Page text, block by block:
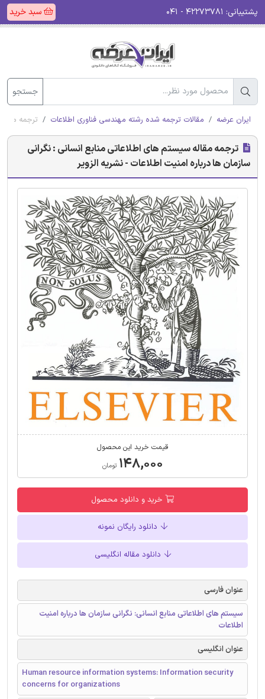
پشتیبانی: سبد خرید
جستجو
ایران عرضه مقالات ترجمه شده رشته مهندسی فناوری اطلاعات ترجمه
ترجمه مقاله سیستم های اطلاعاتی منابع انسانی : نگرانی
سازمان ها درباره امنیت اطلاعات - نشریه الزویر
قیمت خرید این محصول
۱۴۸,۰۰۰ تومان
خرید و دانلود محصول
دانلود رایگان نمونه
دانلود مقاله انگلیسی
عنوان فارسی
سیستم های اطلاعاتی منابع انسانی: نگرانی سازمان ها درباره امنیت
اطلاعات
عنوان انگلیسی
Human resource information systems: Information security
concerns for organizations